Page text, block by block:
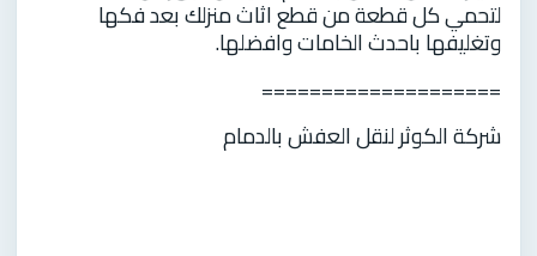
لتحمي كل قطعة من قطع اثاث منزلك بعد فكها
وتغليفها باحدث الخامات وافضلها.
====================
شركة الكوثر لنقل العفش بالدمام